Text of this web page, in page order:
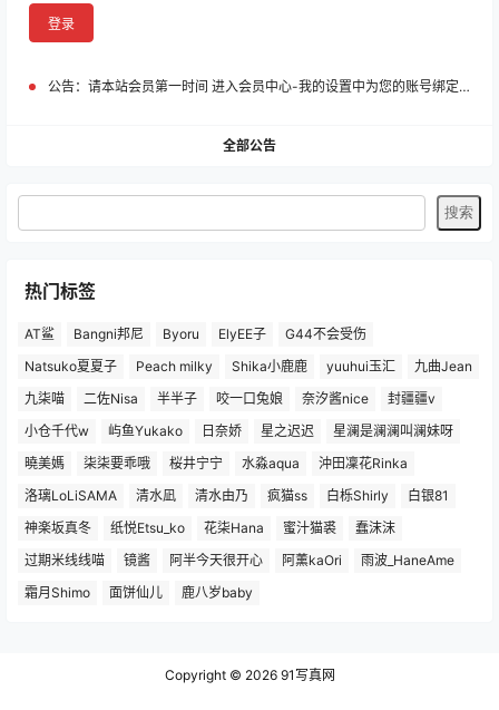
登录
公告： 请本站会员第一时间 进入会员中心-我的设置中为您的账号绑定邮箱!
全部公告
热门标签
AT鲨 Bangni邦尼 Byoru ElyEE子
G44不会受伤
Natsuko夏夏子
Peach milky Shika小鹿鹿 yuuhui玉汇
九曲Jean
九柒喵
二佐Nisa 半半子 咬一口兔娘 奈汐酱nice
封疆疆v
小仓千代w
屿鱼Yukako 日奈娇 星之迟迟
星澜是澜澜叫澜妹呀
曉美媽
柒柒要乖哦 桜井宁宁 水淼aqua
沖田凜花Rinka
洛璃LoLiSAMA
清水凪 清水由乃 疯猫ss 白栎Shirly
白银81
神楽坂真冬
纸悦Etsu_ko 花柒Hana 蜜汁猫裘
蠢沫沫
过期米线线喵
镜酱 阿半今天很开心 阿薰kaOri
雨波_HaneAme
霜月Shimo
面饼仙儿 鹿八岁baby
Copyright © 202691写真网